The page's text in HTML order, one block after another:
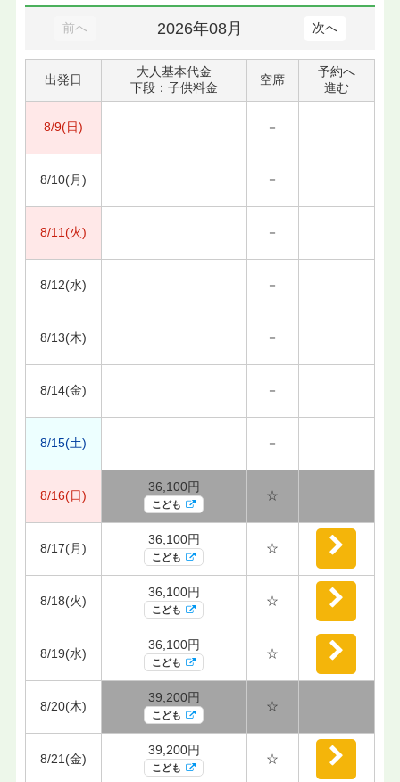
前へ 2026年08月 次へ
出発日
大人基本代金
下段：子供料金
空席
予約へ
進む
8/9(日) －
8/10(月) －
8/11(火) －
8/12(水) －
8/13(木) －
8/14(金) －
8/15(土) －
8/16(日)
36,100円
こども
☆
8/17(月)
36,100円
こども
☆
8/18(火)
36,100円
こども
☆
8/19(水)
36,100円
こども
☆
8/20(木)
39,200円
こども
☆
8/21(金)
39,200円
こども
☆